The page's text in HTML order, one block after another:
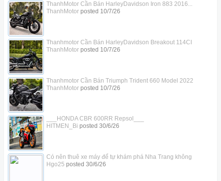
ThanhMotor Cần Bán HarleyDavidson Iron 883 2016...
ThanhMotorposted 10/7/26
Thanhmotor Cần Bán HarleyDavidson Breakout 114CI
ThanhMotorposted 10/7/26
Thanhmotor Cần Bán Triumph Trident 660 Model 2022
ThanhMotorposted 10/7/26
___HONDA CBR 600RR Repsol___
HITMEN_Bi posted 30/6/26
Có nên thuê xe máy để tự khám phá Nha Trang không
Hgo25 posted 30/6/26